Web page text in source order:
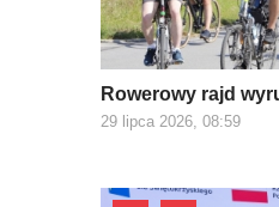
Rowerowy rajd
29 lipca 2026, 08:59